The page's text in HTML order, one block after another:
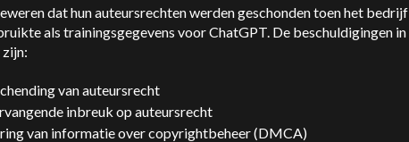
dat hun auteursrechten werden geschonden toen het bedrijf
als trainingsgegevens voor ChatGPT. De beschuldigingen in
van auteursrecht
inbreuk op auteursrecht
van informatie over copyrightbeheer (DMCA)